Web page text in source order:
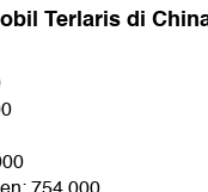
Terlaris di